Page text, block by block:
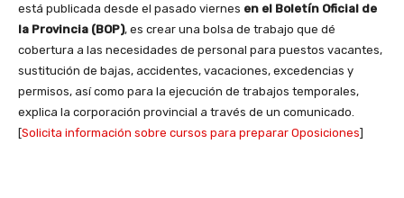
está publicada desde el pasado viernes en el Boletín Oficial de
la Provincia (BOP), es crear una bolsa de trabajo que dé
cobertura a las necesidades de personal para puestos vacantes,
sustitución de bajas, accidentes, vacaciones, excedencias y
permisos, así como para la ejecución de trabajos temporales,
explica la corporación provincial a través de un comunicado.
[Solicita información sobre cursos para preparar Oposiciones]